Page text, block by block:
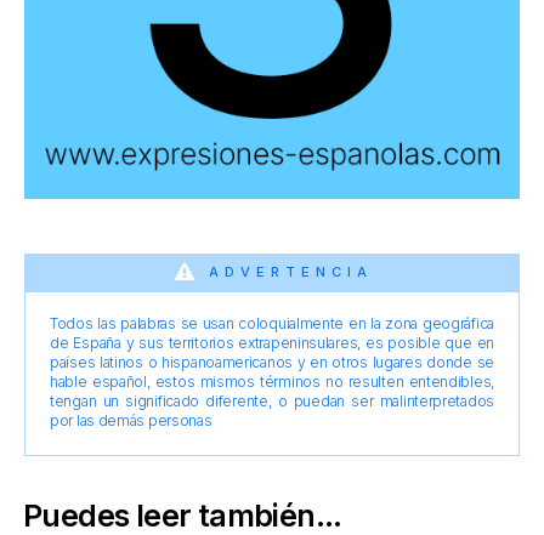
ADVERTENCIA
Todos las palabras se usan coloquialmente en la zona geográfica
de España y sus territorios extrapeninsulares, es posible que en
países latinos o hispanoamericanos y en otros lugares donde se
hable español, estos mismos términos no resulten entendibles,
tengan un significado diferente, o puedan ser malinterpretados
por las demás personas
Puedes leer también...